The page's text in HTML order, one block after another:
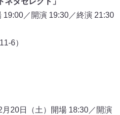
19:00／開演 19:30／終演 21:30
6）
20日（土）開場 18:30／開演